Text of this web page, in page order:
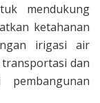
mendukung
ketahanan
irigasi air
dan
pembangunan